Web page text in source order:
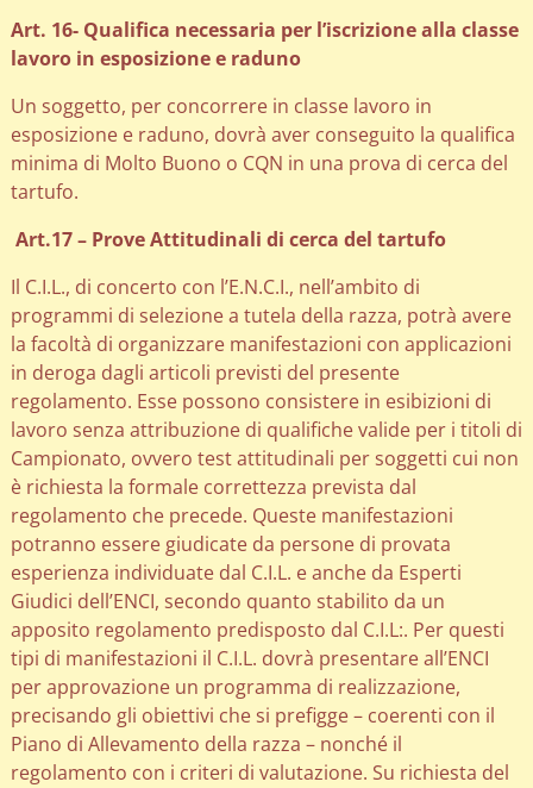
Art. 16- Qualifica necessaria per l’iscrizione alla classe
lavoro in esposizione e raduno
Un soggetto, per concorrere in classe lavoro in
esposizione e raduno, dovrà aver conseguito la qualifica
minima di Molto Buono o CQN in una prova di cerca del
tartufo.
Art.17 – Prove Attitudinali di cerca del tartufo
Il C.I.L., di concerto con l’E.N.C.I., nell’ambito di
programmi di selezione a tutela della razza, potrà avere
la facoltà di organizzare manifestazioni con applicazioni
in deroga dagli articoli previsti del presente
regolamento. Esse possono consistere in esibizioni di
lavoro senza attribuzione di qualifiche valide per i titoli di
Campionato, ovvero test attitudinali per soggetti cui non
è richiesta la formale correttezza prevista dal
regolamento che precede. Queste manifestazioni
potranno essere giudicate da persone di provata
esperienza individuate dal C.I.L. e anche da Esperti
Giudici dell’ENCI, secondo quanto stabilito da un
apposito regolamento predisposto dal C.I.L:. Per questi
tipi di manifestazioni il C.I.L. dovrà presentare all’ENCI
per approvazione un programma di realizzazione,
precisando gli obiettivi che si prefigge – coerenti con il
Piano di Allevamento della razza – nonché il
regolamento con i criteri di valutazione. Su richiesta del